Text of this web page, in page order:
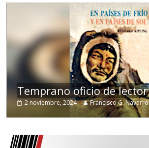
Temprano oficio de lector
2 noviembre, 2024 Francisco G. Navarro